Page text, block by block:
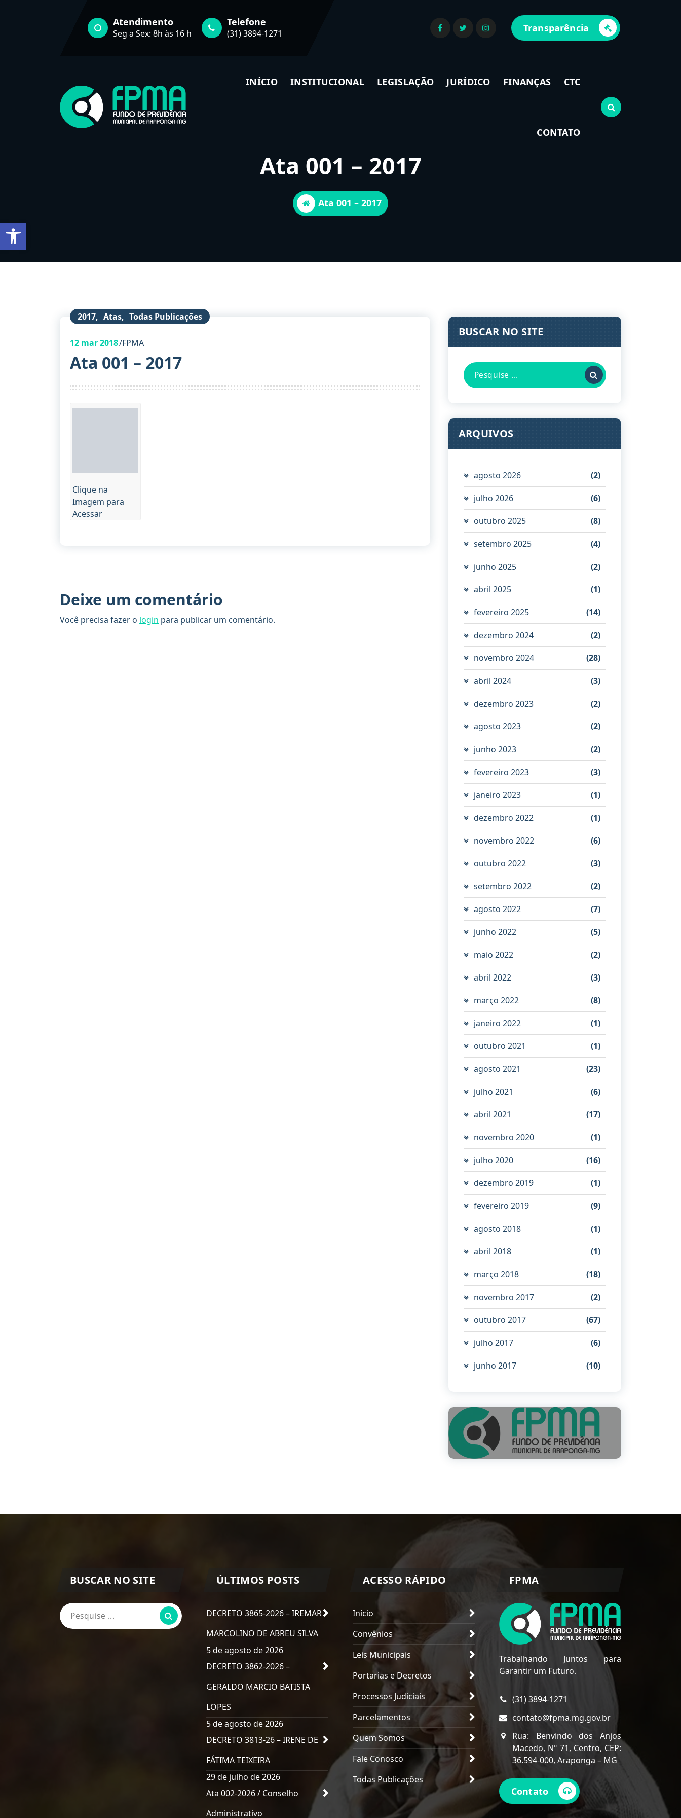
Atendimento
Seg a Sex: 8h às 16 h
Telefone
(31) 3894-1271 Transparência
INÍCIO INSTITUCIONAL LEGISLAÇÃO JURÍDICO FINANÇAS CTC
CONTATO
Ata 001 – 2017
Ata 001 – 2017
2017, Atas, Todas Publicações
12 mar 2018 FPMA
Ata 001 – 2017
Clique na
Imagem para
Acessar
Deixe um comentário
Você precisa fazer o login para publicar um comentário.
BUSCAR NO SITE
Pesquisa
por:
ARQUIVOS
agosto 2026 (2)
julho 2026 (6)
outubro 2025 (8)
setembro 2025 (4)
junho 2025 (2)
abril 2025 (1)
fevereiro 2025 (14)
dezembro 2024 (2)
novembro 2024 (28)
abril 2024 (3)
dezembro 2023 (2)
agosto 2023 (2)
junho 2023 (2)
fevereiro 2023 (3)
janeiro 2023 (1)
dezembro 2022 (1)
novembro 2022 (6)
outubro 2022 (3)
setembro 2022 (2)
agosto 2022 (7)
junho 2022 (5)
maio 2022 (2)
abril 2022 (3)
março 2022 (8)
janeiro 2022 (1)
outubro 2021 (1)
agosto 2021 (23)
julho 2021 (6)
abril 2021 (17)
novembro 2020 (1)
julho 2020 (16)
dezembro 2019 (1)
fevereiro 2019 (9)
agosto 2018 (1)
abril 2018 (1)
março 2018 (18)
novembro 2017 (2)
outubro 2017 (67)
julho 2017 (6)
junho 2017 (10)
BUSCAR NO SITE
Pesquisa
por:
ÚLTIMOS POSTS
DECRETO 3865-2026 – IREMAR
MARCOLINO DE ABREU SILVA
5 de agosto de 2026
DECRETO 3862-2026 –
GERALDO MARCIO BATISTA
LOPES
5 de agosto de 2026
DECRETO 3813-26 – IRENE DE
FÁTIMA TEIXEIRA
29 de julho de 2026
Ata 002-2026 / Conselho
Administrativo
ACESSO RÁPIDO
Início
Convênios
Leis Municipais
Portarias e Decretos
Processos Judiciais
Parcelamentos
Quem Somos
Fale Conosco
Todas Publicações
FPMA
Trabalhando Juntos para
Garantir um Futuro.
(31) 3894-1271
contato@fpma.mg.gov.br
Rua: Benvindo dos Anjos
Macedo, Nº 71, Centro, CEP:
36.594-000, Araponga – MG
Contato
Barra de Ferramentas Aberta